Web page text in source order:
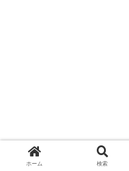
ホーム 検索